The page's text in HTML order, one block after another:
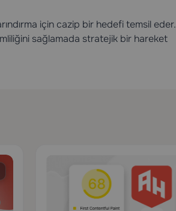
için cazip bir hedefi temsil eder.
sağlamada stratejik bir hareket